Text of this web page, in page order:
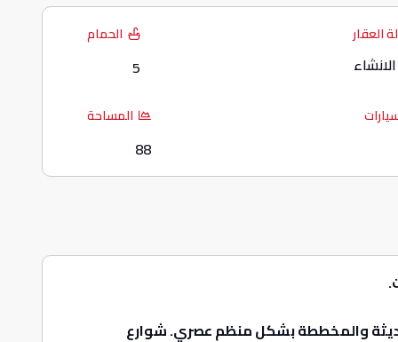
العقار الحمام
5
المساحة
88
والمخططة بشكل منظم عصري. شوارع